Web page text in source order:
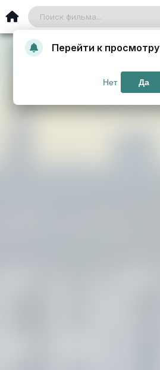
Перейти к просмотру
Нет Да